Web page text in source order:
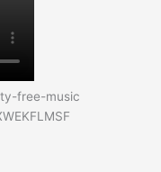
free-music